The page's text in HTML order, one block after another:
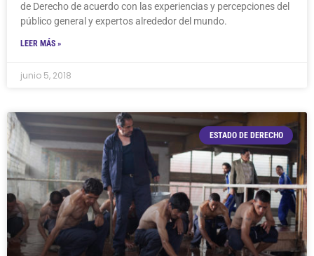
de Derecho de acuerdo con las experiencias y percepciones del
público general y expertos alrededor del mundo.
LEER MÁS »
junio 5, 2018
ESTADO DE DERECHO